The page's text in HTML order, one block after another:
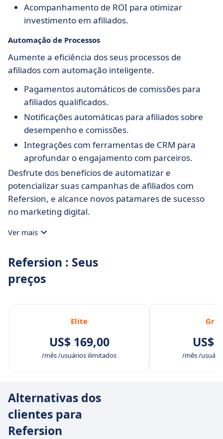
Acompanhamento de ROI para otimizar
investimento em afiliados.
Automação de Processos
Aumente a eficiência dos seus processos de
afiliados com automação inteligente.
Pagamentos automáticos de comissões para
afiliados qualificados.
Notificações automáticas para afiliados sobre
desempenho e comissões.
Integrações com ferramentas de CRM para
aprofundar o engajamento com parceiros.
Desfrute dos benefícios de automatizar e
potencializar suas campanhas de afiliados com
Refersion, e alcance novos patamares de sucesso
no marketing digital.
Ver mais
Refersion : Seus
preços
Elite
US$ 169,00
/mês /usuários ilimitados
US$
/mês /
Alternativas dos
clientes para
Refersion